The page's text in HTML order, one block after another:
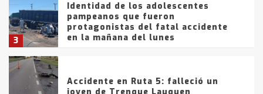
3
Identidad de los adolescentes
pampeanos que fueron
protagonistas del fatal accidente
en la mañana del lunes
Accidente en Ruta 5: falleció un